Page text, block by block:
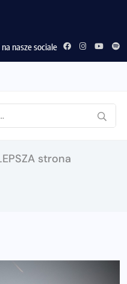
nasze sociale
strona